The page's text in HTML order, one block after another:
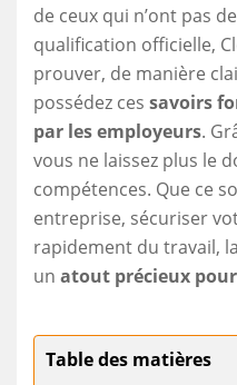
de ceux qui n’ont pas
qualification officielle,
prouver, de manière
possédez ces savoirs
par les employeurs.
vous ne laissez plus le
compétences. Que ce
entreprise, sécuriser
rapidement du travail, la
un atout précieux
Table des matières